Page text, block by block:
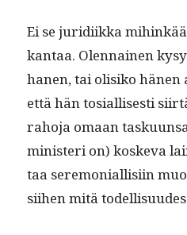
Ei se juridi­ik­ka
kan­taa. Olen­nainen
hanen, tai olisiko
että hän tosial­lis­es­ti
raho­ja omaan
min­is­teri on) koske­va
taa ser­e­mo­ni­al­lisi­in
siihen mitä